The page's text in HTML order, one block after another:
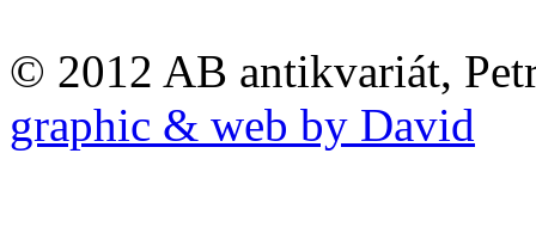
© 2012 AB antikvariát,
graphic & web by David